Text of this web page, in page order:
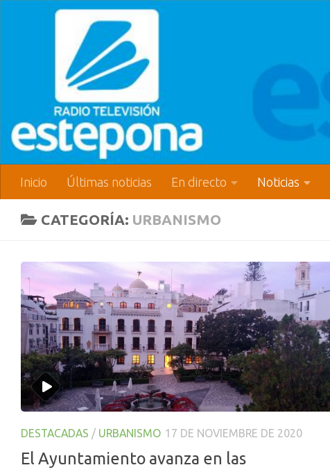
Inicio Últimas noticias En directo Noticias
CATEGORÍA: URBANISMO
DESTACADAS / URBANISMO 17 DE NOVIEMBRE DE 2020
El Ayuntamiento avanza en las